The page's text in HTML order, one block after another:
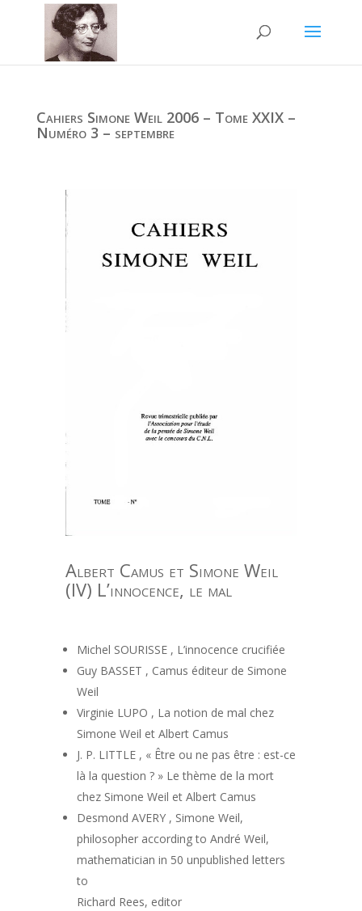
Cahiers Simone Weil 2006 – Tome XXIX –
Numéro 3 – septembre
Albert Camus et Simone Weil
(IV) L’innocence, le mal
Michel SOURISSE , L’innocence crucifiée
Guy BASSET , Camus éditeur de Simone
Weil
Virginie LUPO , La notion de mal chez
Simone Weil et Albert Camus
J. P. LITTLE , « Être ou ne pas être : est-ce
là la question ? » Le thème de la mort
chez Simone Weil et Albert Camus
Desmond AVERY , Simone Weil,
philosopher according to André Weil,
mathematician in 50 unpublished letters
to
Richard Rees, editor